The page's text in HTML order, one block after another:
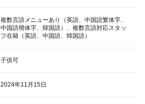
複数言語メニューあり（英語、中国語繁体字、
中国語簡体字、韓国語）、複数言語対応スタッ
フ在籍（英語、中国語、韓国語）
子供可
2024年11月15日